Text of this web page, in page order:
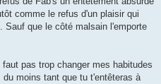
comme le refus d'un plaisir qui
Sauf que le côté malsain l'emporte
pas trop changer mes habitudes
moins tant que tu t'entêteras à